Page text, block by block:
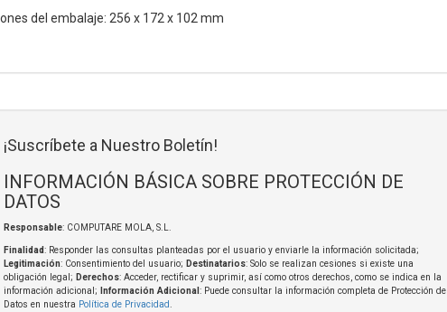
del embalaje: 256 x 172 x 102 mm
¡Suscríbete a Nuestro Boletín!
INFORMACIÓN BÁSICA SOBRE PROTECCIÓN DE
DATOS
Responsable: COMPUTARE MOLA, S.L.
Finalidad: Responder las consultas planteadas por el usuario y enviarle la información solicitada;
Legitimación: Consentimiento del usuario; Destinatarios: Solo se realizan cesiones si existe una
obligación legal; Derechos: Acceder, rectificar y suprimir, así como otros derechos, como se indica en la
información adicional;
Información Adicional : Puede consultar la información completa de Protección de
Datos en nuestra Política de Privacidad.